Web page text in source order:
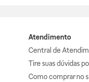
Atendimento
Central de
Tire suas dúvidas
Como comprar no